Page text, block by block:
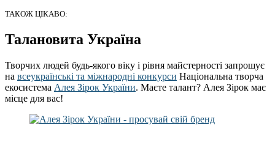
ТАКОЖ ЦІКАВО:
Талановита Україна
Творчих людей будь-якого віку і рівня майстерності запрошує
на всеукраїнські та міжнародні конкурси Національна творча
екосистема Алея Зірок України. Маєте талант? Алея Зірок має
місце для вас!